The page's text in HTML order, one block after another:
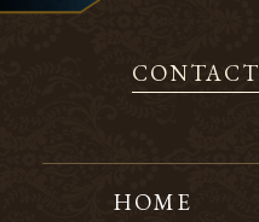
CONTACT
HOME